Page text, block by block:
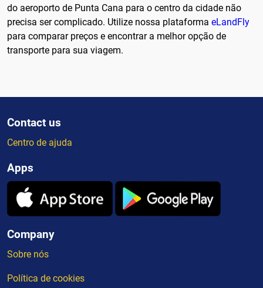
do aeroporto de Punta Cana para o centro da cidade não
precisa ser complicado. Utilize nossa plataforma eLandFly
para comparar preços e encontrar a melhor opção de
transporte para sua viagem.
Contact us
Centro de ajuda
Apps
Company
Sobre nós
Política de cookies